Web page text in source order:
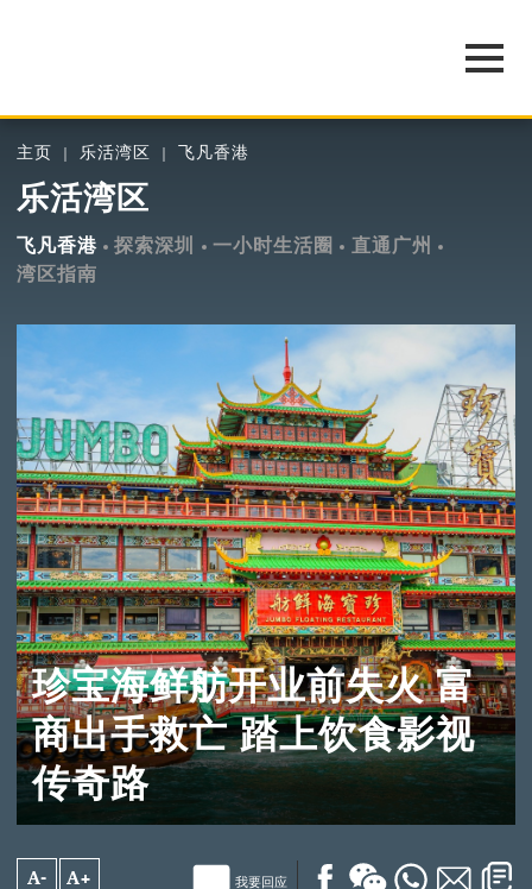
主页 乐活湾区 飞凡香港
乐活湾区
飞凡香港 探索深圳 一小时生活圈
直通广州
湾区指南
珍宝海鲜舫开业前失火 富
商出手救亡 踏上饮食影视
传奇路
A- A+ 我要回应